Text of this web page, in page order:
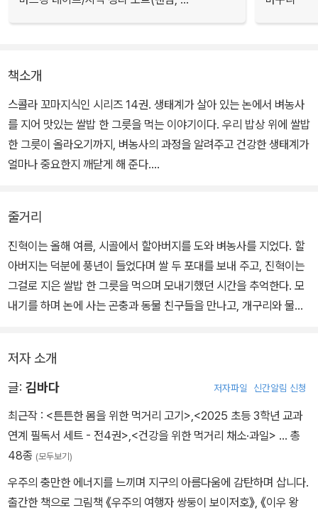
책소개
스콜라 꼬마지식인 시리즈 14권. 생태계가 살아 있는 논에서 벼농사
를 지어 맛있는 쌀밥 한 그릇을 먹는 이야기이다. 우리 밥상 위에 쌀밥
한 그릇이 올라오기까지, 벼농사의 과정을 알려주고 건강한 생태계가
얼마나 중요한지 깨닫게 해 준다.
미치는지 알려 주고, 개구리, 물뱀, 백로 등 논 친구들의 먹고 먹히는
관계를 세세한 묘사를 통해 보여 준다. 우리가 쌀밥 한 그릇을 먹기까
지 건강한 생태계가 얼마나 중요한 역할을 하는지 생각해 볼 수 있다.
줄거리
진혁이는 올해 여름, 시골에서 할아버지를 도와 벼농사를 지었다. 할
아버지는 덕분에 풍년이 들었다며 쌀 두 포대를 보내 주고, 진혁이는
그걸로 지은 쌀밥 한 그릇을 먹으며 모내기했던 시간을 추억한다. 모
내기를 하며 논에 사는 곤충과 동물 친구들을 만나고, 개구리와 물뱀,
지 논 친구들과 사람들의 정성이 얼마나 많이 들어갔는지 깨닫게 된
다.
저자 소개
글: 김바다 저자파일 신간알림 신청
최근작 : <튼튼한 몸을 위한 먹거리 고기> <2025 초등 3학년 교과
연계 필독서 세트 - 전4권> <건강을 위한 먹거리 채소·과일> … 총
48종 (모두보기)
우주의 충만한 에너지를 느끼며 지구의 아름다움에 감탄하며 삽니다.
출간한 책으로 그림책 《우주의 여행자 쌍둥이 보이저호》, 《이우 왕